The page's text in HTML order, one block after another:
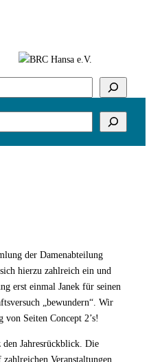
der Damenabteilung
hierzu zahlreich ein und
erst einmal Janek für seinen
„bewundern“. Wir
von Seiten Concept 2’s!
Jahresrückblick. Die
Veranstaltungen